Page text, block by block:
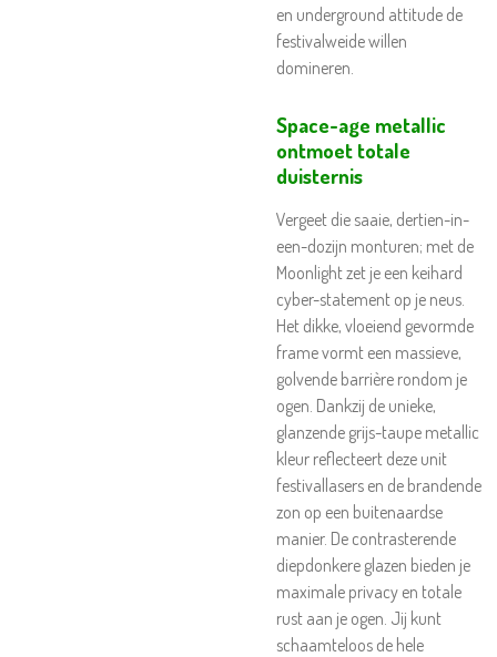
en underground attitude de
festivalweide willen
domineren.
Space-age metallic
ontmoet totale
duisternis
Vergeet die saaie, dertien-in-
een-dozijn monturen; met de
Moonlight zet je een keihard
cyber-statement op je neus.
Het dikke, vloeiend gevormde
frame vormt een massieve,
golvende barrière rondom je
ogen. Dankzij de unieke,
glanzende grijs-taupe metallic
kleur reflecteert deze unit
festivallasers en de brandende
zon op een buitenaardse
manier. De contrasterende
diepdonkere glazen bieden je
maximale privacy en totale
rust aan je ogen. Jij kunt
schaamteloos de hele